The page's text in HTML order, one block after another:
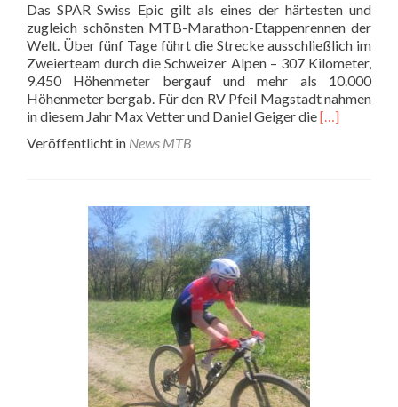
Das SPAR Swiss Epic gilt als eines der härtesten und
zugleich schönsten MTB-Marathon-Etappenrennen der
Welt. Über fünf Tage führt die Strecke ausschließlich im
Zweierteam durch die Schweizer Alpen – 307 Kilometer,
9.450 Höhenmeter bergauf und mehr als 10.000
Höhenmeter bergab. Für den RV Pfeil Magstadt nahmen
in diesem Jahr Max Vetter und Daniel Geiger dieRead
[…]
Veröffentlicht in News MTB